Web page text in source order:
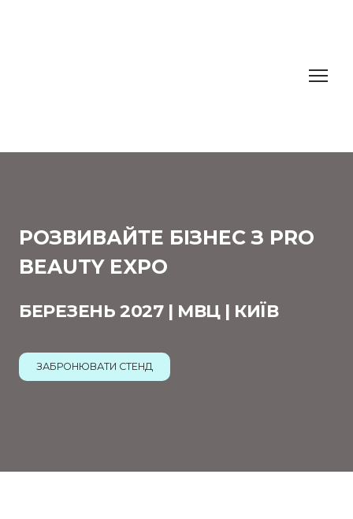
РОЗВИВАЙТЕ БІЗНЕС З PRO
BEAUTY EXPO
БЕРЕЗЕНЬ 2027 | МВЦ | КИЇВ
ЗАБРОНЮВАТИ СТЕНД